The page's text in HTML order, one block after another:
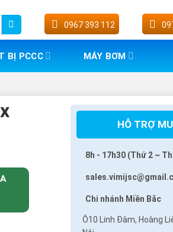
0967 393 112
BỊ PCCC MÁY BƠM
HỖ TRỢ
8h - 17h30 (Thứ 2 ~
Chi nhánh Miền Bắc
Ô10 Linh Đàm, Hoàng